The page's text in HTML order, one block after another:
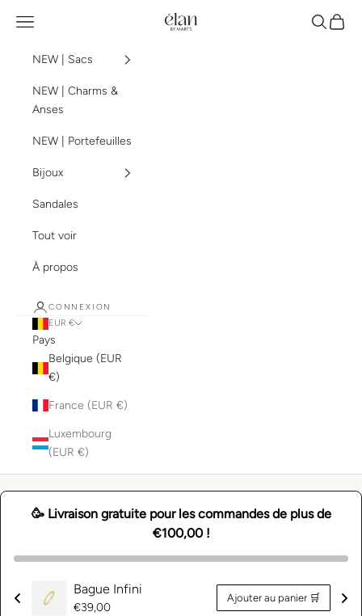
élan by mart's
Menu Panier
NEW | Sacs
NEW | Charms &
Anses
NEW | Portefeuilles
Bijoux
Sandales
Tout voir
À propos
CONNEXION
EUR €
Pays
Belgique (EUR
€)
France (EUR €)
Luxembourg
(EUR €)
🥳 Livraison gratuite pour les commandes de plus de
€100,00 !
Bague Infini
Prix
€39,00
Ajouter au panier 🛒